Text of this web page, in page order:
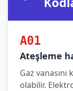
A01
Ateşleme
Gaz
olabilir.